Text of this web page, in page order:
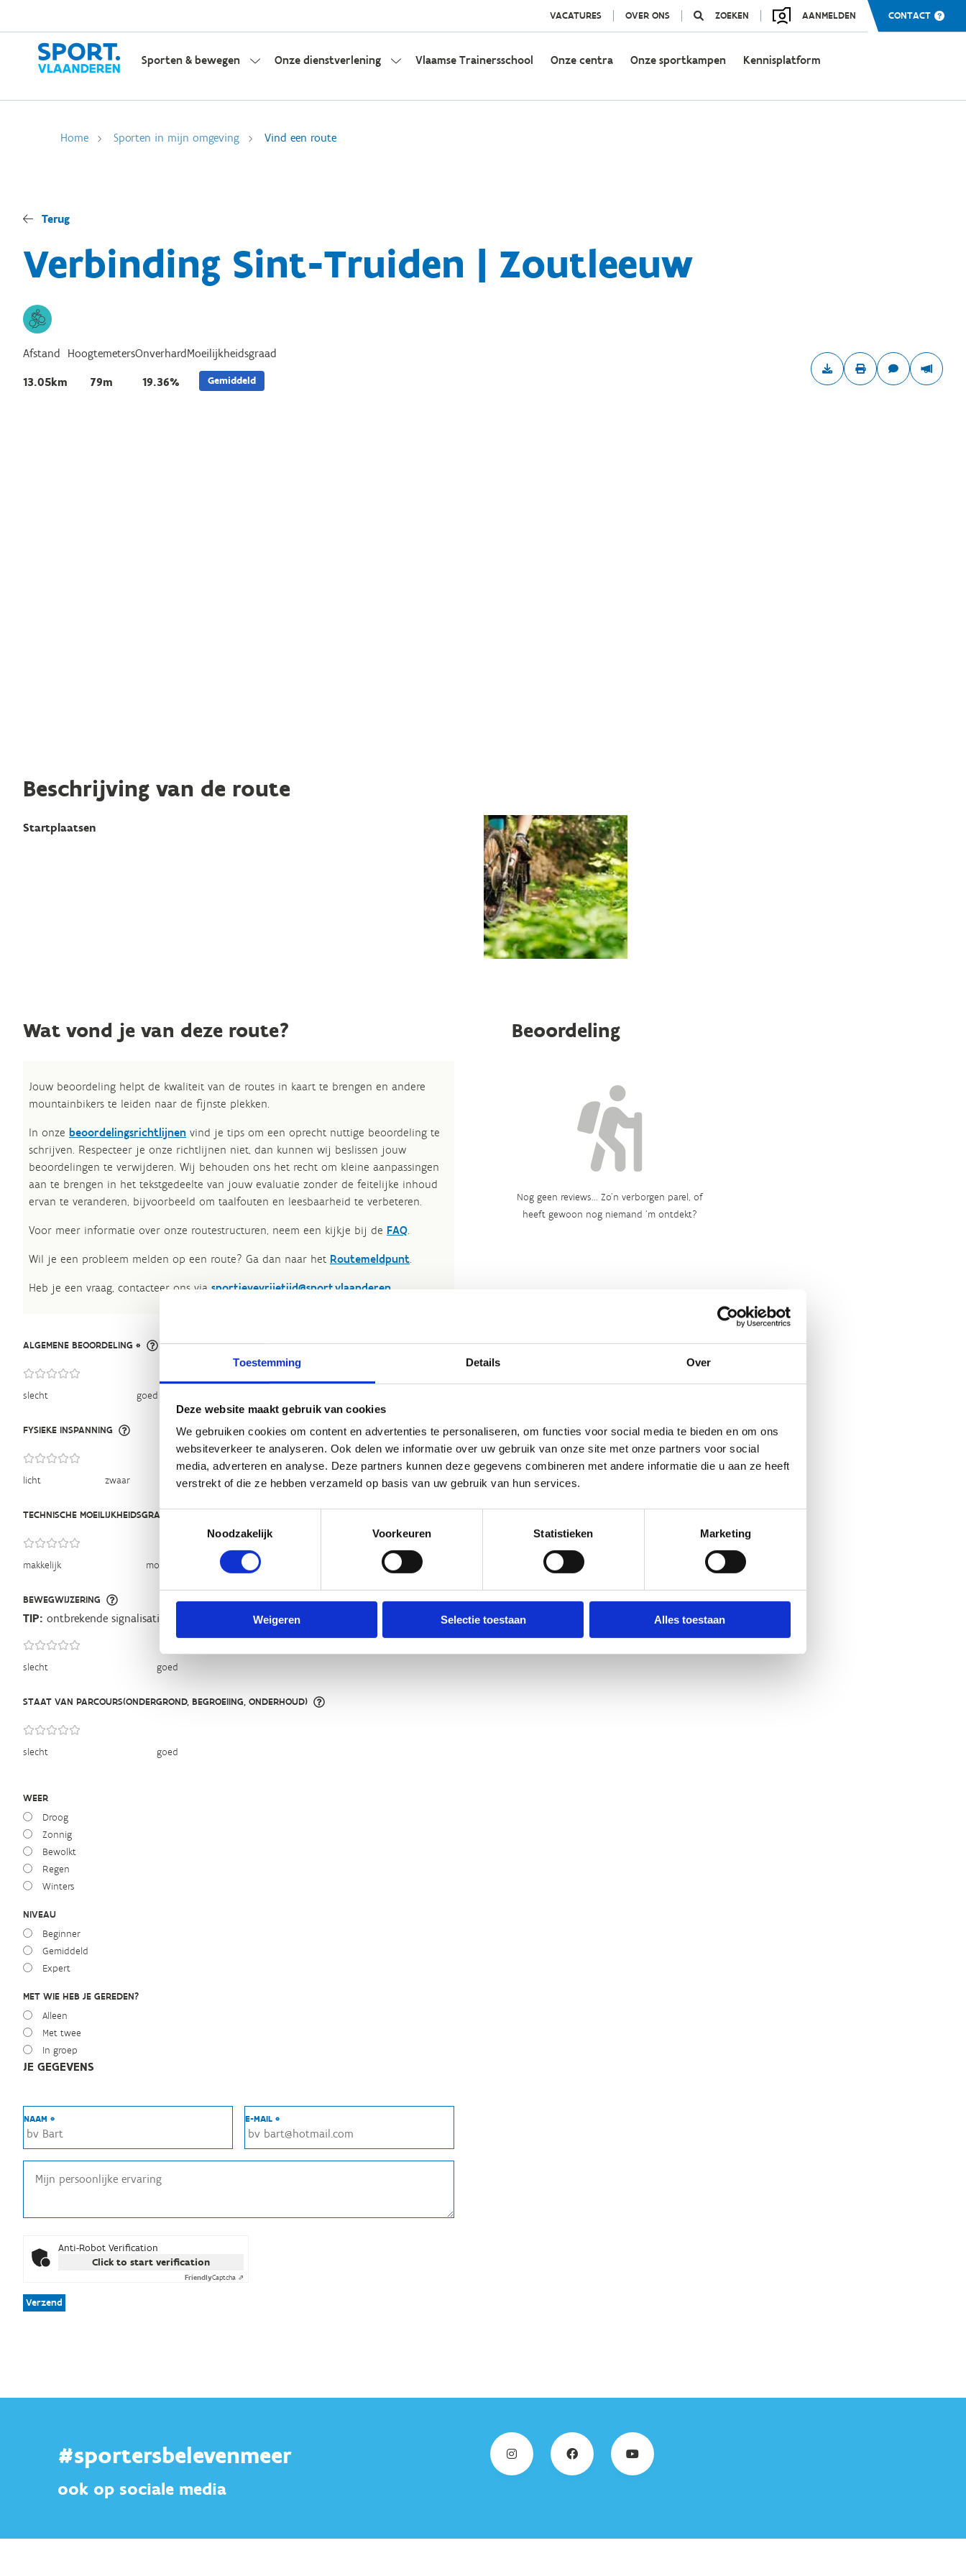
Toestemming Details Over
Deze website maakt gebruik van cookies
We gebruiken cookies om content en advertenties te personaliseren, om functies voor social media te bieden en om ons
websiteverkeer te analyseren. Ook delen we informatie over uw gebruik van onze site met onze partners voor social
media, adverteren en analyse. Deze partners kunnen deze gegevens combineren met andere informatie die u aan ze heeft
verstrekt of die ze hebben verzameld op basis van uw gebruik van hun services.
Toestemmingsselectie
Noodzakelijk
Voorkeuren Statistieken Marketing
Weigeren Selectie toestaan Alles toestaan
VACATURES OVER ONS ZOEKEN AANMELDEN CONTACT
Sporten & bewegen Onze dienstverlening Vlaamse Trainersschool Onze centra Onze sportkampen Kennisplatform
Home Sporten in mijn omgeving Vind een route
Terug
Verbinding Sint-Truiden | Zoutleeuw
Afstand
13.05km
Hoogtemeters
79m
Onverhard
19.36%
Moeilijkheidsgraad
Gemiddeld
Beschrijving van de route
Startplaatsen
Wat vond je van deze route?
Jouw beoordeling helpt de kwaliteit van de routes in kaart te brengen en andere
mountainbikers te leiden naar de fijnste plekken.
In onze beoordelingsrichtlijnen vind je tips om een oprecht nuttige beoordeling te
schrijven. Respecteer je onze richtlijnen niet, dan kunnen wij beslissen jouw
beoordelingen te verwijderen. Wij behouden ons het recht om kleine aanpassingen
aan te brengen in het tekstgedeelte van jouw evaluatie zonder de feitelijke inhoud
ervan te veranderen, bijvoorbeeld om taalfouten en leesbaarheid te verbeteren.​
Voor meer informatie over onze routestructuren, neem een kijkje bij de FAQ.
Wil je een probleem melden op een route? Ga dan naar het Routemeldpunt.
Heb je een vraag, contacteer ons via sportievevrijetijd@sport.vlaanderen
ALGEMENE BEOORDELING *
slecht goed
FYSIEKE INSPANNING
licht zwaar
TECHNISCHE MOEILIJKHEIDSGRAAD
makkelijk moeilijk
BEWEGWIJZERING
slecht goed
TIP: ontbrekende signalisatie kan je melden via hetRoutemeldpunt
STAAT VAN PARCOURS(ONDERGROND, BEGROEIING, ONDERHOUD)
slecht goed
WEER
Droog
Zonnig
Bewolkt
Regen
Winters
NIVEAU
Beginner
Gemiddeld
Expert
MET WIE HEB JE GEREDEN?
Alleen
Met twee
In groep
JE GEGEVENS
NAAM * E-MAIL *
Anti-Robot Verification
Click to start verification
FriendlyCaptcha ⇗
Verzend
Beoordeling
Nog geen reviews... Zo’n verborgen parel, of
heeft gewoon nog niemand ‘m ontdekt?
#sportersbelevenmeer
ook op sociale media